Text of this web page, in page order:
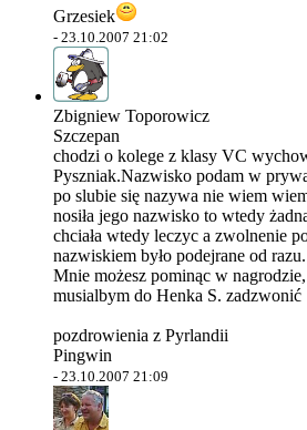
Grzesiek
- 23.10.2007 21:02
Zbigniew Toporowicz
Szczepan
chodzi o kolege z klasy VC
Pyszniak.Nazwisko podam w
po slubie się nazywa nie wiem
nosiła jego nazwisko to wtedy
chciała wtedy leczyc a zwolnenie
nazwiskiem było podejrane od razu.
Mnie możesz pominąc w
musialbym do Henka S. zadzwonić
pozdrowienia z Pyrlandii
Pingwin
- 23.10.2007 21:09